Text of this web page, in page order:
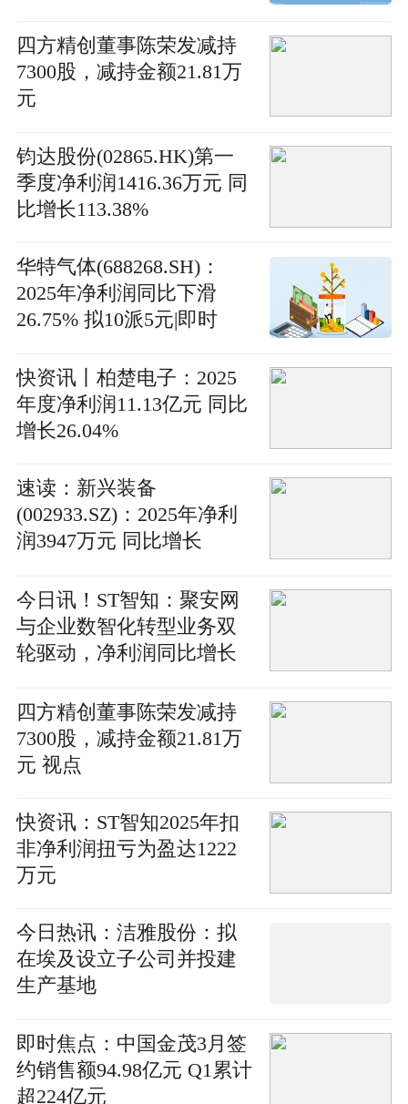
四方精创董事陈荣发减持
7300股，减持金额21.81万
元
钧达股份(02865.HK)第一
季度净利润1416.36万元 同
比增长113.38%
华特气体(688268.SH)：
2025年净利润同比下滑
26.75% 拟10派5元|即时
快资讯丨柏楚电子：2025
年度净利润11.13亿元 同比
增长26.04%
速读：新兴装备
(002933.SZ)：2025年净利
润3947万元 同比增长
今日讯！ST智知：聚安网
与企业数智化转型业务双
轮驱动，净利润同比增长
四方精创董事陈荣发减持
7300股，减持金额21.81万
元 视点
快资讯：ST智知2025年扣
非净利润扭亏为盈达1222
万元
今日热讯：洁雅股份：拟
在埃及设立子公司并投建
生产基地
即时焦点：中国金茂3月签
约销售额94.98亿元 Q1累计
超224亿元